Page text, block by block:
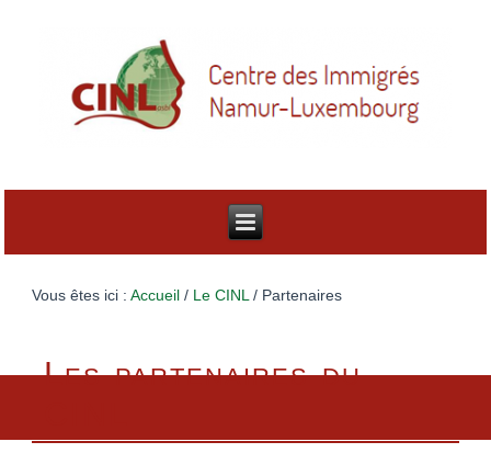
Vous êtes ici :Accueil / Le CINL/ Partenaires
Les partenaires du